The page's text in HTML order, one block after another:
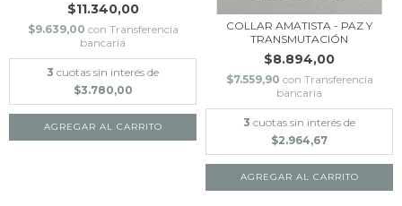
$11.340,00
$9.639,00 con Transferencia
bancaria
3 cuotas sin interés de
$3.780,00
AGREGAR AL CARRITO
COLLAR AMATISTA - PAZ Y
TRANSMUTACIÓN
$8.894,00
$7.559,90 con Transferencia
bancaria
3 cuotas sin interés de
$2.964,67